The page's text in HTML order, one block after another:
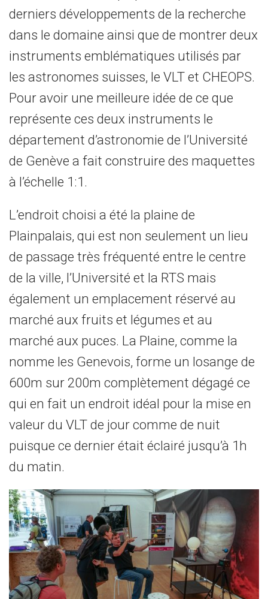
derniers développements de la recherche
dans le domaine ainsi que de montrer deux
instruments emblématiques utilisés par
les astronomes suisses, le VLT et CHEOPS.
Pour avoir une meilleure idée de ce que
représente ces deux instruments le
département d’astronomie de l’Université
de Genève a fait construire des maquettes
à l’échelle 1:1.
L’endroit choisi a été la plaine de
Plainpalais, qui est non seulement un lieu
de passage très fréquenté entre le centre
de la ville, l’Université et la RTS mais
également un emplacement réservé au
marché aux fruits et légumes et au
marché aux puces. La Plaine, comme la
nomme les Genevois, forme un losange de
600m sur 200m complètement dégagé ce
qui en fait un endroit idéal pour la mise en
valeur du VLT de jour comme de nuit
puisque ce dernier était éclairé jusqu’à 1h
du matin.